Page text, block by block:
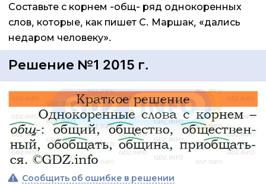
Составьте с корнем -общ- ряд однокоренных
слов, которые, как пишет С. Маршак, «дались
недаром человеку».
Решение №1 2015 г.
Сообщить об ошибке в решении